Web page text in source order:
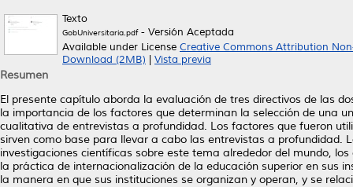
Texto
GobUniversitaria.pdf- Versión Aceptada
Available under License Creative Commons Attribution
Download (2MB)
Vista previa
Resumen
El presente capítulo aborda la evaluación de tres directivos de las
la importancia de los factores que determinan la selección de una
cualitativa de entrevistas a profundidad. Los factores que fueron
sirven como base para llevar a cabo las entrevistas a profundidad.
investigaciones científicas sobre este tema alrededor del mundo,
la práctica de internacionalización de la educación superior en sus
la manera en que sus instituciones se organizan y operan, y se